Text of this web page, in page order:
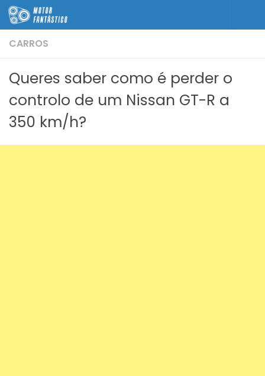
Skip to content
CARROS
Queres saber como é perder o
controlo de um Nissan GT-R a
350 km/h?